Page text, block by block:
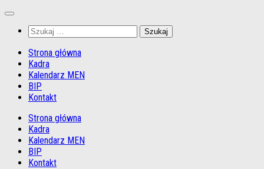
Przejdź
treści
Szukaj:
Strona główna
Kadra
Kalendarz MEN
BIP
Kontakt
Strona główna
Kadra
Kalendarz MEN
BIP
Kontakt